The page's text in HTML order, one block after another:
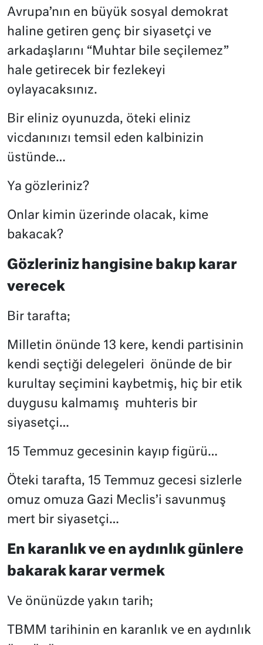
Avrupa’nın en büyük sosyal demokrat
haline getiren genç bir siyasetçi ve
arkadaşlarını “Muhtar bile seçilemez”
hale getirecek bir fezlekeyi
oylayacaksınız.
Bir eliniz oyunuzda, öteki eliniz
vicdanınızı temsil eden kalbinizin
üstünde…
Ya gözleriniz?
Onlar kimin üzerinde olacak, kime
bakacak?
Gözleriniz hangisine bakıp karar
verecek
Bir tarafta;
Milletin önünde 13 kere, kendi partisinin
kendi seçtiği delegeleri
önünde de bir
kurultay seçimini kaybetmiş, hiç bir etik
duygusu kalmamış muhteris bir
siyasetçi…
15 Temmuz gecesinin kayıp figürü…
Öteki tarafta, 15 Temmuz gecesi sizlerle
omuz omuza Gazi Meclis’i savunmuş
mert bir siyasetçi…
En karanlık ve en aydınlık günlere
bakarak karar vermek
Ve önünüzde yakın tarih;
TBMM tarihinin en karanlık ve en aydınlık